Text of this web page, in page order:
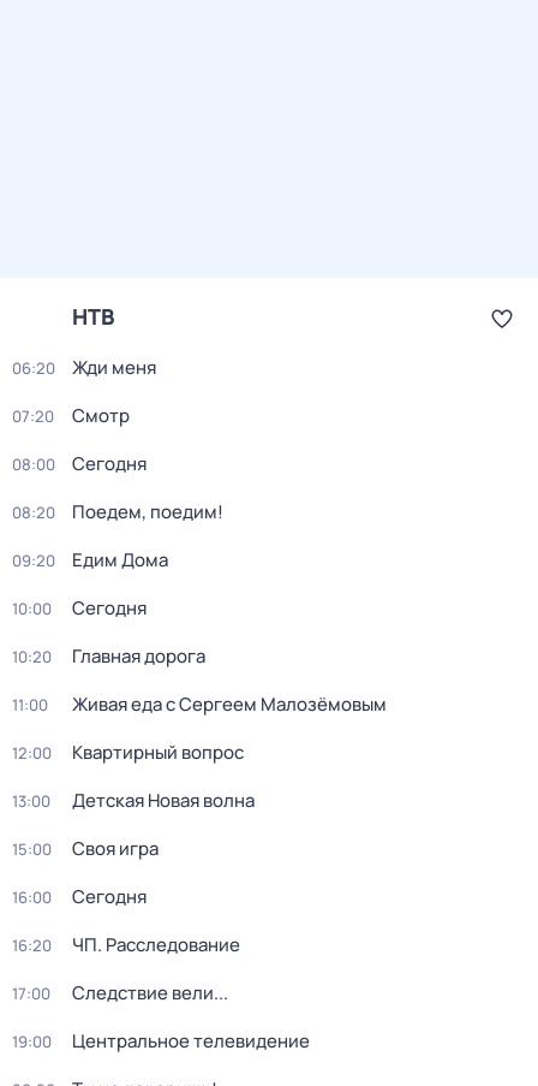
НТВ
06:20 Жди меня
07:20 Смотр
08:00 Сегодня
08:20 Поедем, поедим!
09:20 Едим Дома
10:00 Сегодня
10:20 Главная дорога
11:00 Живая еда с Сергеем Малозёмовым
12:00 Квартирный вопрос
13:00 Детская Новая волна
15:00 Своя игра
16:00 Сегодня
16:20 ЧП. Расследование
17:00 Следствие вели...
19:00 Центральное телевидение